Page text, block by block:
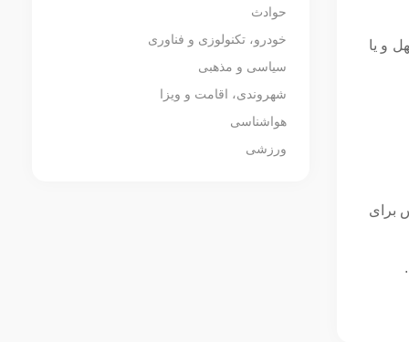
و یا
برای
حوادث
خودرو، تکنولوزی و فناوری
سیاسی و مذهبی
شهروندی، اقامت و ویزا
هواشناسی
ورزشی